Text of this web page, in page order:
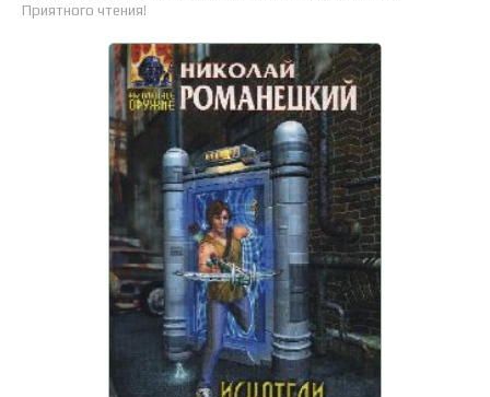
Приятного чтения!